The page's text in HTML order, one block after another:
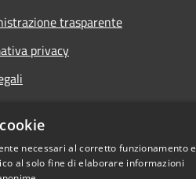
trasparente
privacy
necessari al corretto funzionamento e
al solo fine di elaborare informazioni